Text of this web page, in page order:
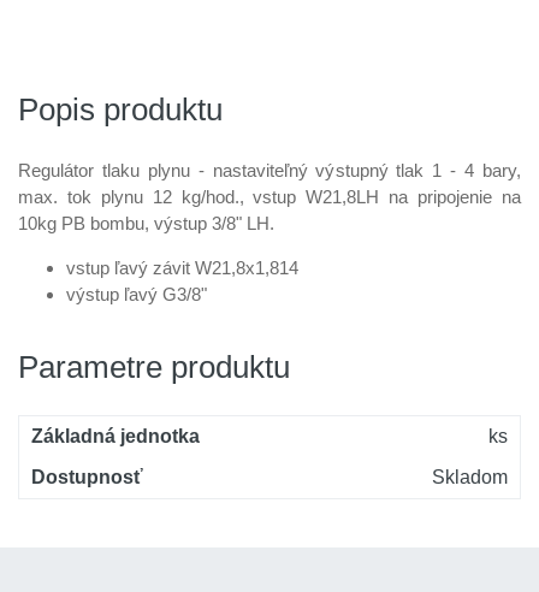
Popis produktu
Regulátor tlaku plynu - nastaviteľný výstupný tlak 1 - 4 bary,
max. tok plynu 12 kg/hod., vstup W21,8LH na pripojenie na
10kg PB bombu, výstup 3/8" LH.
vstup ľavý závit W21,8x1,814
výstup ľavý G3/8"
Parametre produktu
Základná jednotka
ks
Dostupnosť
Skladom